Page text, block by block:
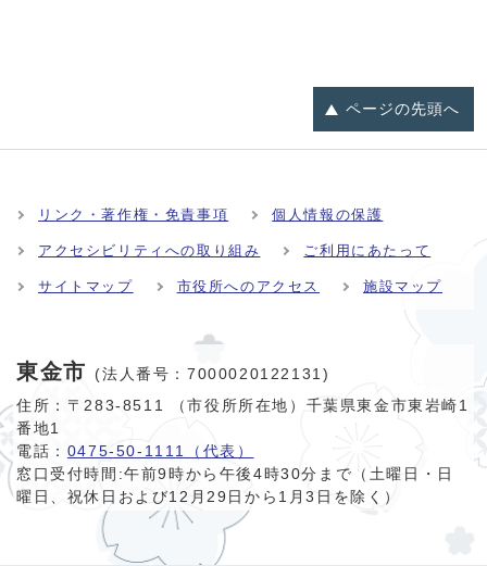
ページの先頭へ
リンク・著作権・免責事項 個人情報の保護
アクセシビリティへの取り組み ご利用にあたって
サイトマップ 市役所へのアクセス 施設マップ
東金市
(法人番号：7000020122131)
住所：〒283-8511 （市役所所在地）千葉県東金市東岩崎1
番地1
電話： 0475-50-1111（代表）
窓口受付時間:午前9時から午後4時30分まで（土曜日・日
曜日、祝休日および12月29日から1月3日を除く）